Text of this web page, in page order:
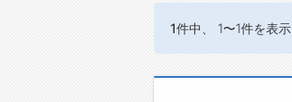
1件中、 1〜1件を表示